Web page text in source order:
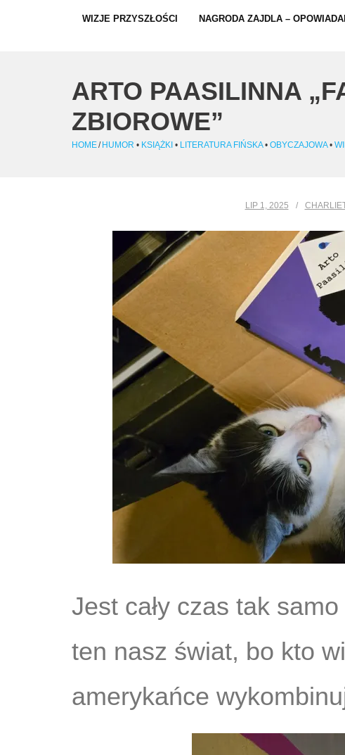
WIZJE PRZYSZŁOŚCI NAGRODA ZAJDLA –
ARTO PAASILINNA
ZBIOROWE”
HOME/ HUMOR • KSIĄŻKI • LITERATURA FIŃSKA• OBYCZAJOWA•
LIP 1, 2025
Jest cały czas tak
ten nasz świat, bo kto
amerykańce